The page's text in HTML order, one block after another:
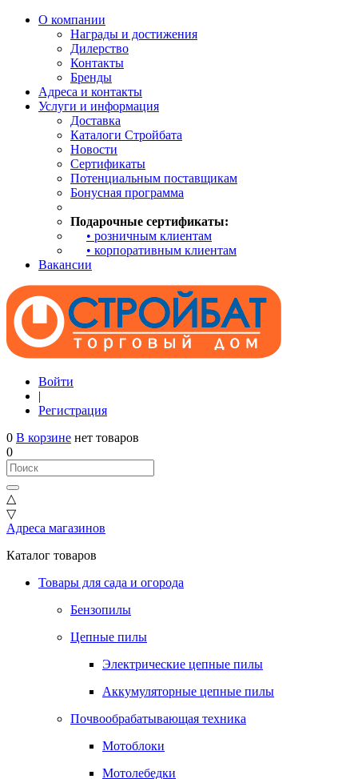
О компании
Награды и достижения
Дилерство
Контакты
Бренды
Адреса и контакты
Услуги и информация
Доставка
Каталоги Стройбата
Новости
Сертификаты
Потенциальным поставщикам
Бонусная программа
Подарочные сертификаты:
• розничным клиентам
• корпоративным клиентам
Вакансии
Войти
|
Регистрация
0 В корзине нет товаров
0
△
▽
Адреса магазинов
Каталог товаров
Товары для сада и огорода
Бензопилы
Цепные пилы
Электрические цепные пилы
Аккумуляторные цепные пилы
Почвообрабатывающая техника
Мотоблоки
Мотолебедки